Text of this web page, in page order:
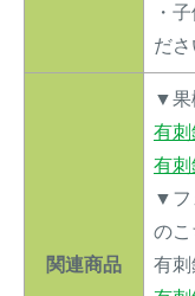
・
ださ
関連商品
▼果
有
有
▼フ
のこ
有